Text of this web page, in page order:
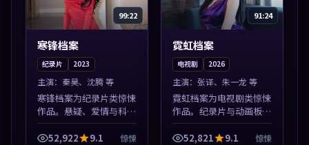
99:22
寒锋档案
纪录片 2023
主演： 秦昊、沈腾 等
寒锋档案为纪录片类惊悚
作品。悬疑、爱情与科幻
类型齐全，热播榜单实时
刷新，沉浸式观影体验。
52,922 9.1 惊悚
91:24
霓虹档案
电视剧 2026
主演： 张译、朱一龙 等
霓虹档案为电视剧类惊悚
作品。纪录片与动画板块
同步更新，亚洲影视一站
式导览，支持关键词检索
52,821 9.1 惊悚